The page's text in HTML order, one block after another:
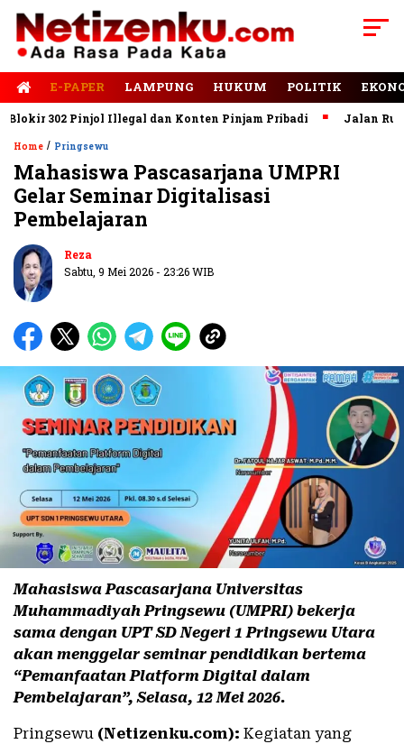
E-PAPER LAMPUNG HUKUM POLITIK
302 Pinjol Illegal dan Konten Pinjam Pribadi Jalan Rusak
Home / Pringsewu
Mahasiswa Pascasarjana UMPRI
Gelar Seminar Digitalisasi
Pembelajaran
Reza
Sabtu, 9 Mei 2026 - 23:26 WIB
Mahasiswa Pascasarjana Universitas
Muhammadiyah Pringsewu (UMPRI) bekerja
sama dengan UPT SD Negeri 1 Pringsewu Utara
akan menggelar seminar pendidikan bertema
“Pemanfaatan Platform Digital dalam
Pembelajaran”, Selasa, 12 Mei 2026.
Pringsewu (Netizenku.com): Kegiatan yang